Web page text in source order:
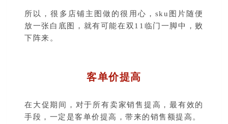
所以，很多店铺主图做的很用心，sku图片随便
放一张白底图，就有可能在双11临门一脚中，败
下阵来。
客单价提高
在大促期间，对于所有卖家销售提高，最有效的
手段，一定是客单价提高，带来的销售额提高。